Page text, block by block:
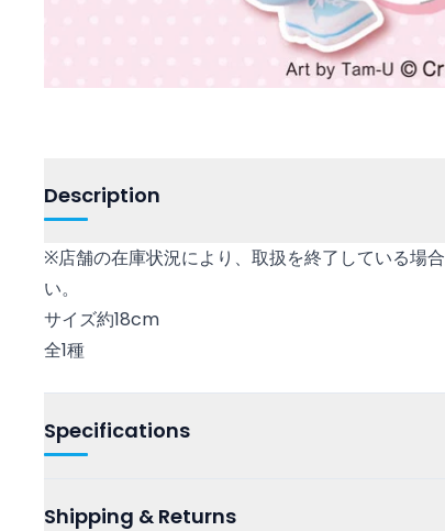
Description
※店舗の在庫状況により、取扱を終了している場
い。
サイズ約18cm
全1種
Specifications
Shipping & Returns